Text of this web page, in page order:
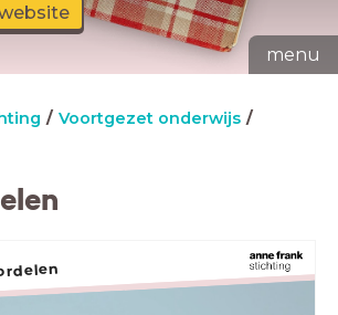
menu
Voortgezet onderwijs